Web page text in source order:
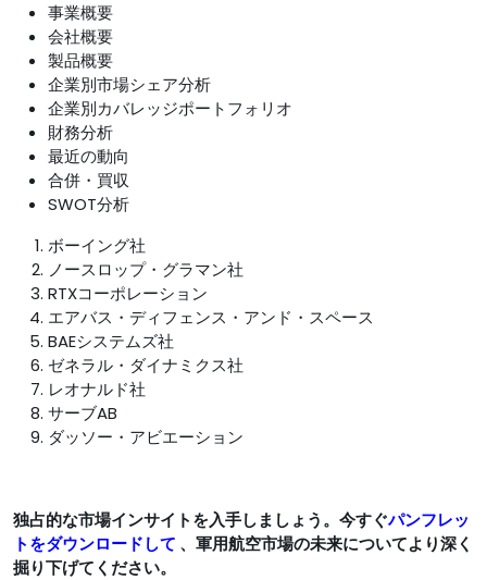
事業概要
会社概要
製品概要
企業別市場シェア分析
企業別カバレッジポートフォリオ
財務分析
最近の動向
合併・買収
SWOT分析
ボーイング社
ノースロップ・グラマン社
RTXコーポレーション
エアバス・ディフェンス・アンド・スペース
BAEシステムズ社
ゼネラル・ダイナミクス社
レオナルド社
サーブAB
ダッソー・アビエーション
独占的な市場インサイトを入手しましょう。今すぐパンフレッ
トをダウンロードして 、軍用航空市場の未来についてより深く
掘り下げてください。